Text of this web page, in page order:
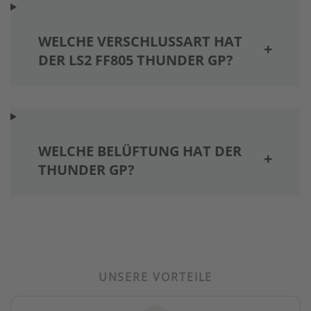
WELCHE VERSCHLUSSART HAT
DER LS2 FF805 THUNDER GP?
WELCHE BELÜFTUNG HAT DER
THUNDER GP?
UNSERE VORTEILE